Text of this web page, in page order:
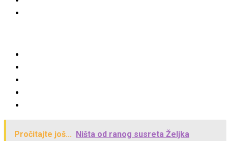
Pročitajte još... Ništa od ranog susreta Željka